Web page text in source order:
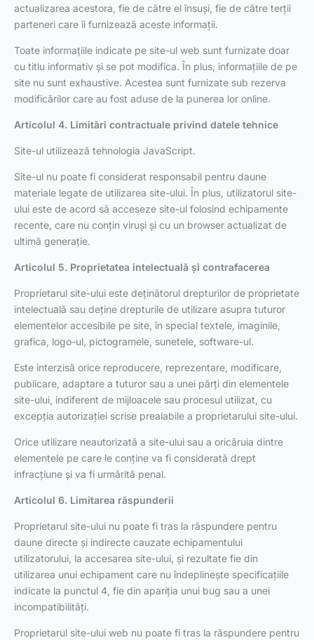
actualizarea acestora, fie de către el însuși, fie de către terții
parteneri care îi furnizează aceste informații.
Toate informațiile indicate pe site-ul web sunt furnizate doar
cu titlu informativ și se pot modifica. În plus, informațiile de pe
site nu sunt exhaustive. Acestea sunt furnizate sub rezerva
modificărilor care au fost aduse de la punerea lor online.
Articolul 4. Limitări contractuale privind datele tehnice
Site-ul utilizează tehnologia JavaScript.
Site-ul nu poate fi considerat responsabil pentru daune
materiale legate de utilizarea site-ului. În plus, utilizatorul site-
ului este de acord să acceseze site-ul folosind echipamente
recente, care nu conțin viruși și cu un browser actualizat de
ultimă generație.
Articolul 5. Proprietatea intelectuală și contrafacerea
Proprietarul site-ului este deținătorul drepturilor de proprietate
intelectuală sau deține drepturile de utilizare asupra tuturor
elementelor accesibile pe site, în special textele, imaginile,
grafica, logo-ul, pictogramele, sunetele, software-ul.
Este interzisă orice reproducere, reprezentare, modificare,
publicare, adaptare a tuturor sau a unei părți din elementele
site-ului, indiferent de mijloacele sau procesul utilizat, cu
excepția autorizației scrise prealabile a proprietarului site-ului.
Orice utilizare neautorizată a site-ului sau a oricăruia dintre
elementele pe care le conține va fi considerată drept
infracțiune și va fi urmărită penal.
Articolul 6. Limitarea răspunderii
Proprietarul site-ului nu poate fi tras la răspundere pentru
daune directe și indirecte cauzate echipamentului
utilizatorului, la accesarea site-ului, și rezultate fie din
utilizarea unui echipament care nu îndeplinește specificațiile
indicate la punctul 4, fie din apariția unui bug sau a unei
incompatibilități.
Proprietarul site-ului web nu poate fi tras la răspundere pentru